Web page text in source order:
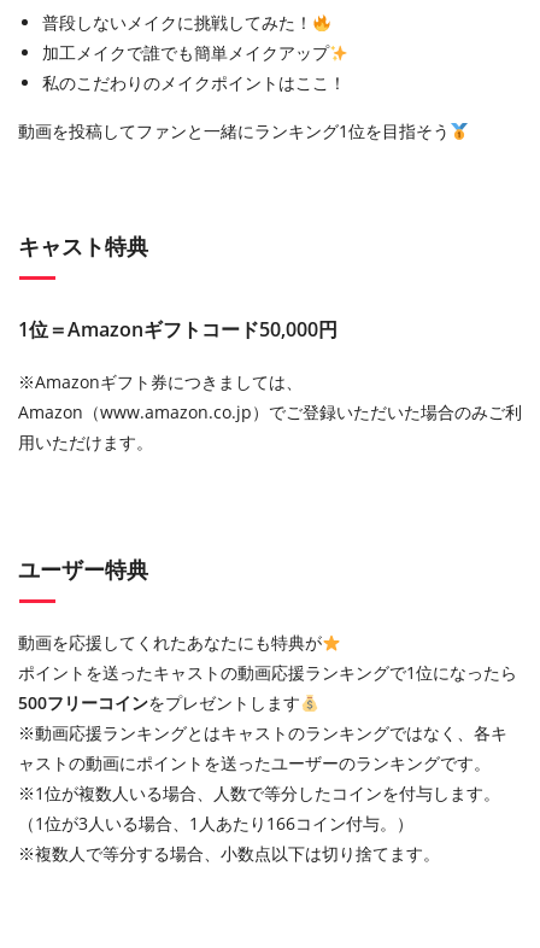
普段しないメイクに挑戦してみた！
加工メイクで誰でも簡単メイクアップ
私のこだわりのメイクポイントはここ！
動画を投稿してファンと一緒にランキング1位を目指そう
キャスト特典
1位＝Amazonギフトコード50,000円
※Amazonギフト券につきましては、
Amazon（www.amazon.co.jp）でご登録いただいた場合のみご利
用いただけます。
ユーザー特典
動画を応援してくれたあなたにも特典が
ポイントを送ったキャストの動画応援ランキングで1位になったら
500フリーコインをプレゼントします
※動画応援ランキングとはキャストのランキングではなく、各キ
ャストの動画にポイントを送ったユーザーのランキングです。
※1位が複数人いる場合、人数で等分したコインを付与します。
（1位が3人いる場合、1人あたり166コイン付与。）
※複数人で等分する場合、小数点以下は切り捨てます。